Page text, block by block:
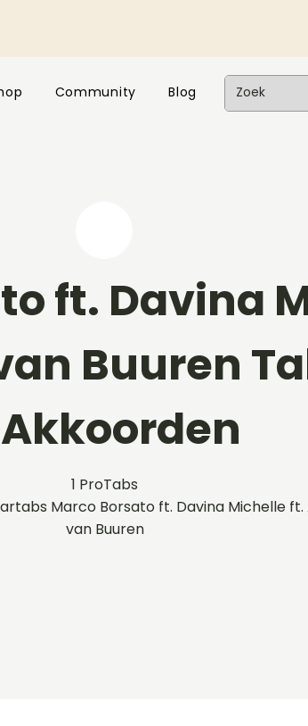
Community Blog
ft. Davina
Buuren
Akkoorden
1 ProTabs
Marco Borsato ft. Davina Michelle ft.
van Buuren